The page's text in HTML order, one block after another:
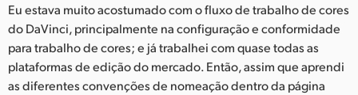
Eu estava muito acostumado com o fluxo de trabalho de cores
do DaVinci, principalmente na configuração e conformidade
para trabalho de cores; e já trabalhei com quase todas as
plataformas de edição do mercado. Então, assim que aprendi
as diferentes convenções de nomeação dentro da página